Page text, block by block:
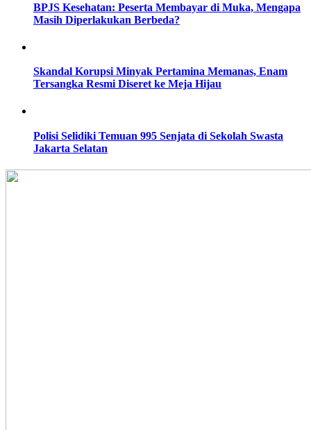
BPJS Kesehatan: Peserta Membayar di Muka, Mengapa
Masih Diperlakukan Berbeda?
Skandal Korupsi Minyak Pertamina Memanas, Enam
Tersangka Resmi Diseret ke Meja Hijau
Polisi Selidiki Temuan 995 Senjata di Sekolah Swasta
Jakarta Selatan